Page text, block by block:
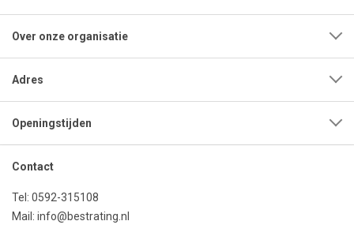
Over onze organisatie
Adres
Openingstijden
Contact
Tel: 0592-315108
Mail: info@bestrating.nl